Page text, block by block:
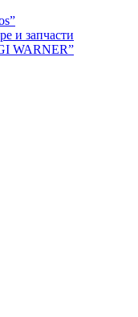
и запчасти
WARNER”